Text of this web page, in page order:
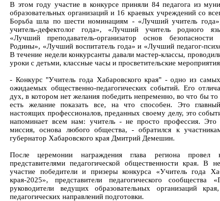
В этом году участие в конкурсе приняли 84 педагога из
образовательных организаций и 16 краевых учреждений со
Борьба шла по шести номинациям - «Лучший учитель
учитель-дефектолог года», «Лучший учитель родного
«Лучший преподаватель-организатор основ
Родины», «Лучший воспитатель года» и «Лучший педагог-
В течение недели конкурсанты давали мастер-классы,
уроки с детьми, классные часы и просветительские
- Конкурс "Учитель года Хабаровского края" - одно из
ожидаемых общественно-педагогических событий. Его
дух, в котором нет желания победить непременно, во что бы то
есть желание показать все, на что способен. Это
настоящих профессионалов, преданных своему делу, это
напоминает всем нам: учитель - не просто профессия. Это
миссия, основа любого общества, - обратился к
губернатор Хабаровского края Дмитрий Демешин.
После церемонии награждения глава региона провел
представителями педагогической общественности края. В
участие победители и призеры конкурса «Учитель года
края-2025», представители педагогического сообщества
руководители ведущих образовательных организаций
педагогических направлений подготовки.